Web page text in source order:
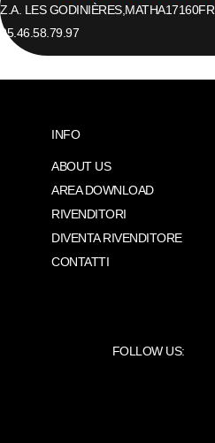
Z.A. LES GODINIÈRES, MATHA17160FR
05.46.58.79.97
INFO
ABOUT US
AREA DOWNLOAD
RIVENDITORI
DIVENTA RIVENDITORE
CONTATTI
FOLLOW US: